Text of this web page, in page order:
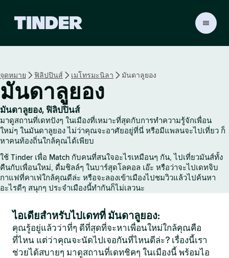
ก
T
i
d
e
r
จุดหมาย ฟิลิปปินส์ เมโทรมะนิลา มันดาลูยอง
มันดาลูยอง
มันดาลูยอง, ฟิลิปปินส์
มาดูสถานที่เดทปังๆ ในเมืองที่เหมาะที่สุดกับการทำความรู้จักเพื่อน
ใหม่ๆ ในมันดาลูยอง ไม่ว่าคุณจะอาศัยอยู่ที่นี่ หรือมีแพลนจะไปเที่ยว ก็
หาคนท้องถิ่นใกล้คุณได้เพียบ
ใช้ Tinder เพื่อ Match กับคนที่สนใจอะไรเหมือนๆ กัน, ไปเที่ยวมันส์ทั้ง
คืนกับเพื่อนใหม่, ดื่มชิลล์ๆ ในบาร์สุดโลคอล เอ๊ะ หรือว่าจะไปเดทจิบ
กาแฟที่คาเฟ่ใกล้คุณดีล่ะ หรือจะลองเข้าเมืองไปชมวิวแล้วไปค้นหา
อะไรดีๆ สนุกๆ ประจำเมืองนี้ทำกันก็ไม่เลวนะ
ไอเดียสำหรับไปเดทที่ มันดาลูยอง:
คุณรู้อยู่แล้วว่าที่ๆ ดีที่สุดที่จะหาเพื่อนใหม่ใกล้คุณคือ
ที่ไหน แต่ว่าคุณจะนัดไปเจอกันที่ไหนดีล่ะ? เรื่องนี้เรา
ช่วยได้สบายๆ มาดูสถานที่เดทชิคๆ ในเมืองนี้ พร้อมไอ